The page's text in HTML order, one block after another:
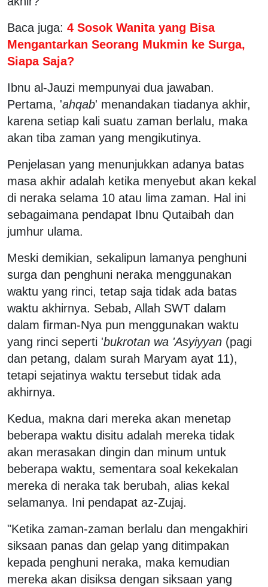
Baca juga: 4 Sosok Wanita yang Bisa
Mengantarkan Seorang Mukmin ke Surga,
Siapa Saja?
Ibnu al-Jauzi mempunyai dua jawaban.
Pertama, 'ahqab' menandakan tiadanya akhir,
karena setiap kali suatu zaman berlalu, maka
akan tiba zaman yang mengikutinya.
Penjelasan yang menunjukkan adanya batas
masa akhir adalah ketika menyebut akan kekal
di neraka selama 10 atau lima zaman. Hal ini
sebagaimana pendapat Ibnu Qutaibah dan
jumhur ulama.
Meski demikian, sekalipun lamanya penghuni
surga dan penghuni neraka menggunakan
waktu yang rinci, tetap saja tidak ada batas
waktu akhirnya. Sebab, Allah SWT dalam
dalam firman-Nya pun menggunakan waktu
yang rinci seperti 'bukrotan wa 'Asyiyyan (pagi
dan petang, dalam surah Maryam ayat 11),
tetapi sejatinya waktu tersebut tidak ada
akhirnya.
Kedua, makna dari mereka akan menetap
beberapa waktu disitu adalah mereka tidak
akan merasakan dingin dan minum untuk
beberapa waktu, sementara soal kekekalan
mereka di neraka tak berubah, alias kekal
selamanya. Ini pendapat az-Zujaj.
"Ketika zaman-zaman berlalu dan mengakhiri
siksaan panas dan gelap yang ditimpakan
kepada penghuni neraka, maka kemudian
mereka akan disiksa dengan siksaan yang